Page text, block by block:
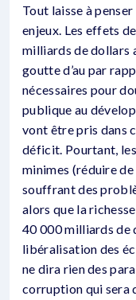
Tout laisse à
enjeux. Les effets
milliards de dollars
goutte d’au par
nécessaires pour
publique au
vont être pris dans
déficit. Pourtant,
minimes (réduire
souffrant des
alors que la
40 000 milliards de
libéralisation des
ne dira rien des
corruption qui sera